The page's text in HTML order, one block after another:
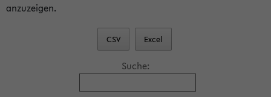
anzuzeigen.
CSV Excel
Suche: